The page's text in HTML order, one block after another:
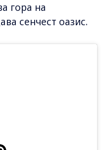
гора на
сенчест оазис.